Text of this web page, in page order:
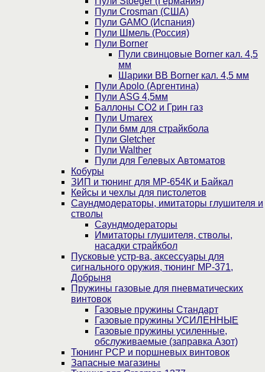
Пули Crosman (США)
Пули GAMO (Испания)
Пули Шмель (Россия)
Пули Borner
Пули свинцовые Borner кал. 4,5
мм
Шарики BB Borner кал. 4,5 мм
Пули Apolo (Аргентина)
Пули ASG 4,5мм
Баллоны CO2 и Грин газ
Пули Umarex
Пули 6мм для страйкбола
Пули Gletcher
Пули Walther
Пули для Гелевых Автоматов
Кобуры
ЗИП и тюнинг для МР-654К и Байкал
Кейсы и чехлы для пистолетов
Саундмодераторы, имитаторы глушителя и
стволы
Саундмодераторы
Имитаторы глушителя, стволы,
насадки страйкбол
Пусковые устр-ва, аксессуары для
сигнального оружия, тюнинг МР-371,
Добрыня
Пружины газовые для пневматических
винтовок
Газовые пружины Стандарт
Газовые пружины УСИЛЕННЫЕ
Газовые пружины усиленные,
обслуживаемые (заправка Азот)
Тюнинг PCP и поршневых винтовок
Запасные магазины